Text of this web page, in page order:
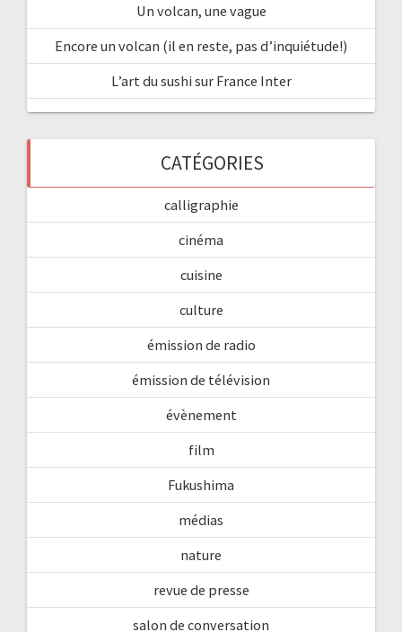
Un volcan, une vague
Encore un volcan (il en reste, pas d’inquiétude!)
L’art du sushi sur France Inter
CATÉGORIES
calligraphie
cinéma
cuisine
culture
émission de radio
émission de télévision
évènement
film
Fukushima
médias
nature
revue de presse
salon de conversation